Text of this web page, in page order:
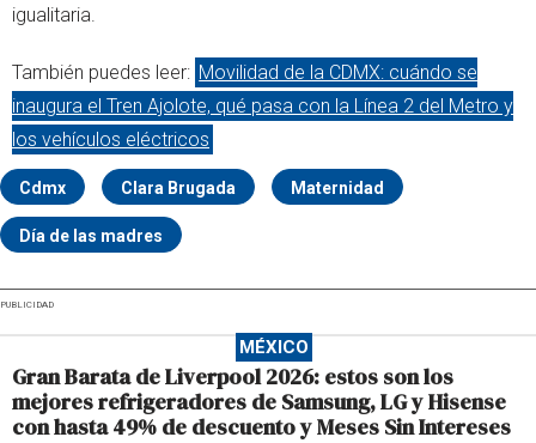
igualitaria.
También puedes leer: Movilidad de la CDMX: cuándo se
inaugura el Tren Ajolote, qué pasa con la Línea 2 del Metro y
los vehículos eléctricos
Cdmx Clara Brugada Maternidad
Día de las madres
PUBLICIDAD
MÉXICO
Gran Barata de Liverpool 2026: estos son los
mejores refrigeradores de Samsung, LG y Hisense
con hasta 49% de descuento y Meses Sin Intereses